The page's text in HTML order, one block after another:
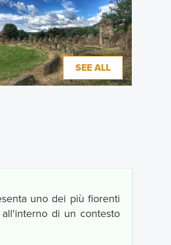
SEE ALL
uno dei più fiorenti
di un contesto